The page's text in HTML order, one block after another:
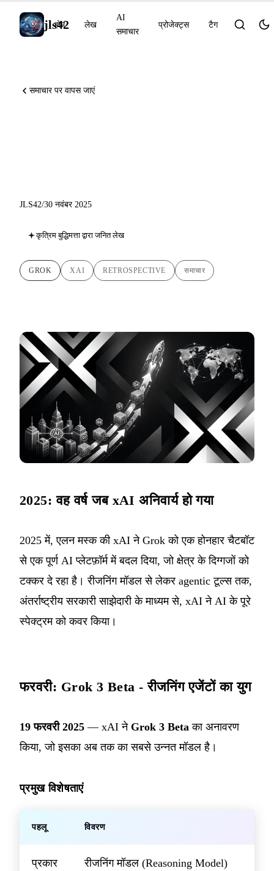
jls42
होम लेख
AI
समाचार
प्रोजेक्ट्स टैग
समाचार पर वापस जाएं
JLS42/30 नवंबर 2025
कृत्रिम बुद्धिमत्ता द्वारा जनित लेख
GROK XAI RETROSPECTIVE समाचार
2025: वह वर्ष जब xAI अनिवार्य हो गया
2025 में, एलन मस्क की xAI ने Grok को एक होनहार चैटबॉट
से एक पूर्ण AI प्लेटफ़ॉर्म में बदल दिया, जो क्षेत्र के दिग्गजों को
टक्कर दे रहा है। रीजनिंग मॉडल से लेकर agentic टूल्स तक,
अंतर्राष्ट्रीय सरकारी साझेदारी के माध्यम से, xAI ने AI के पूरे
स्पेक्ट्रम को कवर किया।
फरवरी: Grok 3 Beta - रीजनिंग एजेंटों का युग
19 फरवरी 2025 — xAI ने Grok 3 Beta का अनावरण
किया, जो इसका अब तक का सबसे उन्नत मॉडल है।
प्रमुख विशेषताएं
पहलू विवरण
प्रकार रीजनिंग मॉडल (Reasoning Model)